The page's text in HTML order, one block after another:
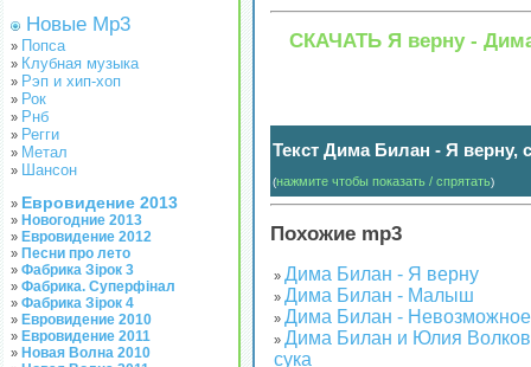
Новые Mp3
» Попса
» Клубная музыка
» Рэп и хип-хоп
» Рок
» Рнб
» Регги
» Метал
» Шансон
» Евровидение 2013
» Новогодние 2013
» Евровидение 2012
» Песни про лето
» Фабрика Зірок 3
» Фабрика. Суперфінал
» Фабрика Зірок 4
» Евровидение 2010
» Евровидение 2011
» Новая Волна 2010
СКАЧАТЬ Я верну -
Текст Дима Билан - Я верну,
(нажмите чтобы показать / спрятать)
Похожие mp3
» Дима Билан - Я верну
» Дима Билан - Малыш
» Дима Билан -
» Дима Билан и Юлия
сука